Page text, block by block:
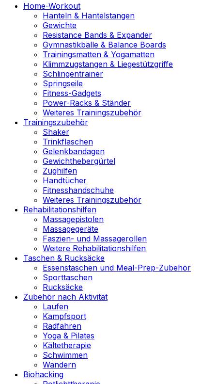
Home-Workout
Hanteln & Hantelstangen
Gewichte
Resistance Bands & Expander
Gymnastikbälle & Balance Boards
Trainingsmatten & Yogamatten
Klimmzugstangen & Liegestützgriffe
Schlingentrainer
Springseile
Fitness-Gadgets
Power-Racks & Ständer
Weiteres Trainingszubehör
Trainingszubehör
Shaker
Trinkflaschen
Gelenkbandagen
Gewichthebergürtel
Zughilfen
Handtücher
Fitnesshandschuhe
Weiteres Trainingszubehör
Rehabilitationshilfen
Massagepistolen
Massagegeräte
Faszien- und Massagerollen
Weitere Rehabilitationshilfen
Taschen & Rucksäcke
Essenstaschen und Meal-Prep-Zubehör
Sporttaschen
Rucksäcke
Zubehör nach Aktivität
Laufen
Kampfsport
Radfahren
Yoga & Pilates
Kältetherapie
Schwimmen
Wandern
Biohacking